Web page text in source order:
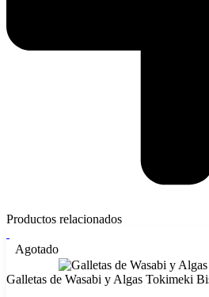
Productos relacionados
Agotado
Galletas de Wasabi y Algas Tokimeki